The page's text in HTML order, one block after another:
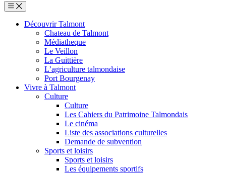
Découvrir Talmont
Chateau de Talmont
Médiatheque
Le Veillon
La Guittière
L’agriculture talmondaise
Port Bourgenay
Vivre à Talmont
Culture
Culture
Les Cahiers du Patrimoine Talmondais
Le cinéma
Liste des associations culturelles
Demande de subvention
Sports et loisirs
Sports et loisirs
Les équipements sportifs